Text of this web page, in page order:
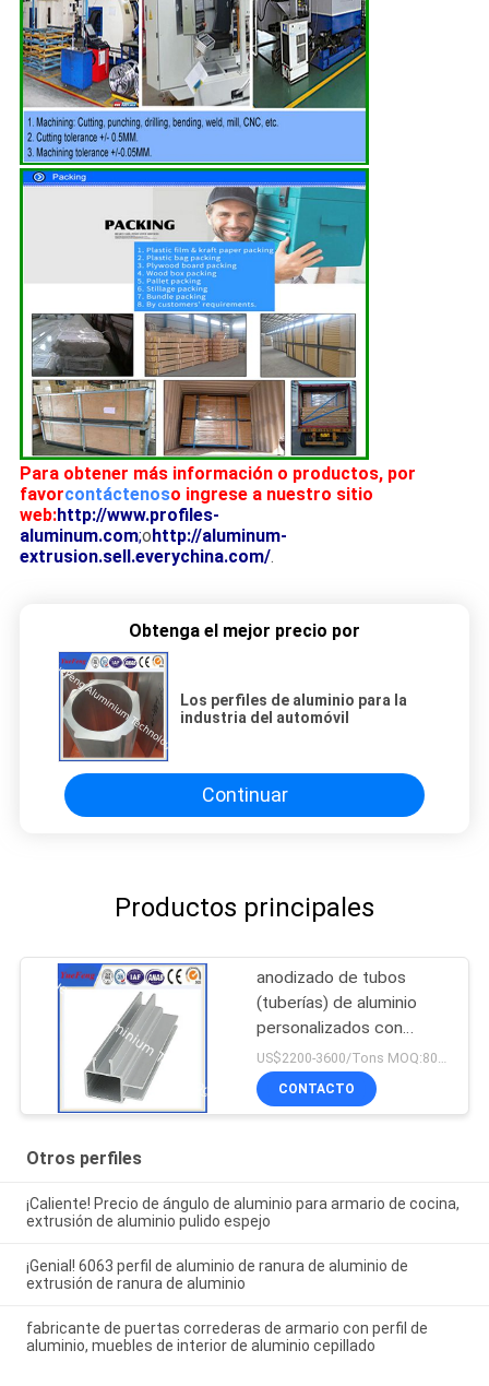
Para obtener más información o productos, por
favorcontáctenoso ingrese a nuestro sitio
web:http://www.profiles-
aluminum.com;ohttp://aluminum-
extrusion.sell.everychina.com/.
Obtenga el mejor precio por
Los perfiles de aluminio para la
industria del automóvil
Continuar
Productos principales
anodizado de tubos
(tuberías) de aluminio
personalizados con
forma y precio
competitivo de óxido
CONTACTO
Otros perfiles
¡Caliente! Precio de ángulo de aluminio para armario de cocina,
extrusión de aluminio pulido espejo
¡Genial! 6063 perfil de aluminio de ranura de aluminio de
extrusión de ranura de aluminio
fabricante de puertas correderas de armario con perfil de
aluminio, muebles de interior de aluminio cepillado